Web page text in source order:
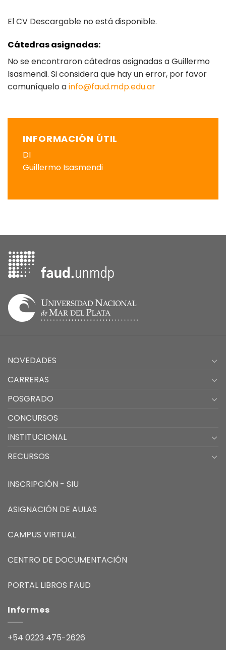
El CV Descargable no está disponible.
Cátedras asignadas:
No se encontraron cátedras asignadas a Guillermo
Isasmendi. Si considera que hay un error, por favor
comuníquelo ainfo@faud.mdp.edu.ar
INFORMACIÓN ÚTIL
DI
Guillermo Isasmendi
NOVEDADES
CARRERAS
POSGRADO
CONCURSOS
INSTITUCIONAL
RECURSOS
INSCRIPCIÓN - SIU
ASIGNACIÓN DE AULAS
CAMPUS VIRTUAL
CENTRO DE DOCUMENTACIÓN
PORTAL LIBROS FAUD
Informes
+54 0223 475-2626